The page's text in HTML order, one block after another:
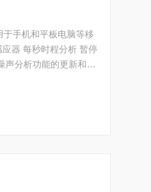
器 每秒时程分析 暂停
声分析功能的更新和简